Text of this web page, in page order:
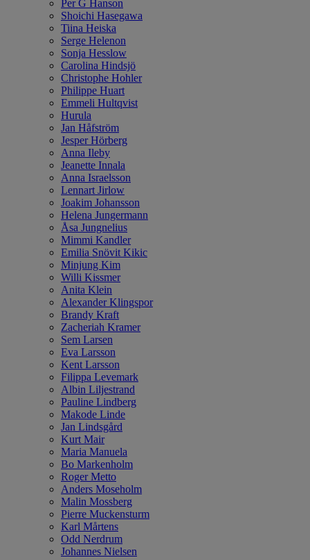
Per G Hanson
Shoichi Hasegawa
Tiina Heiska
Serge Helenon
Sonja Hesslow
Carolina Hindsjö
Christophe Hohler
Philippe Huart
Emmeli Hultqvist
Hurula
Jan Håfström
Jesper Hörberg
Anna Ileby
Jeanette Innala
Anna Israelsson
Lennart Jirlow
Joakim Johansson
Helena Jungermann
Åsa Jungnelius
Mimmi Kandler
Emilia Snövit Kikic
Minjung Kim
Willi Kissmer
Anita Klein
Alexander Klingspor
Brandy Kraft
Zacheriah Kramer
Sem Larsen
Eva Larsson
Kent Larsson
Filippa Levemark
Albin Liljestrand
Pauline Lindberg
Makode Linde
Jan Lindsgård
Kurt Mair
Maria Manuela
Bo Markenholm
Roger Metto
Anders Moseholm
Malin Mossberg
Pierre Muckensturm
Karl Mårtens
Odd Nerdrum
Johannes Nielsen